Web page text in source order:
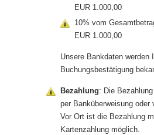
EUR 1.000,00
10% vom
EUR 1.000,00
Unsere Bankdaten werden
Buchungsbestätigung
Bezahlung: Die
per Banküberweisung oder
Vor Ort ist die Bezahlung
Kartenzahlung möglich.